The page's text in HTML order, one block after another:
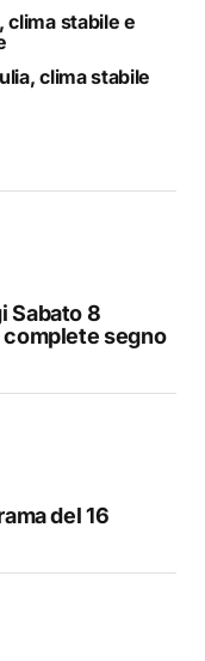
clima stabile e
clima stabile
Sabato 8
segno
del 16